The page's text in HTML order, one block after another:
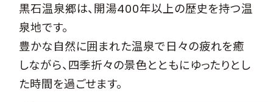
黒石温泉郷は、開湯400年以上の歴史を持つ温
泉地です。
豊かな自然に囲まれた温泉で日々の疲れを癒
しながら、四季折々の景色とともにゆったりとし
た時間を過ごせます。